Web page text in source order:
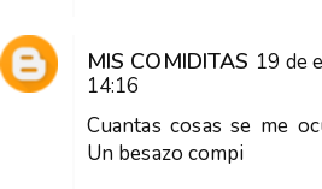
MIS COMIDITAS 19 de
14:16
Cuantas cosas se me
Un besazo compi